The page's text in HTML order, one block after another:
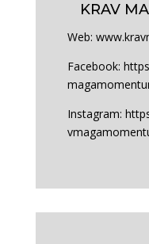
KRAV
Web:
Facebook:
Instagram: